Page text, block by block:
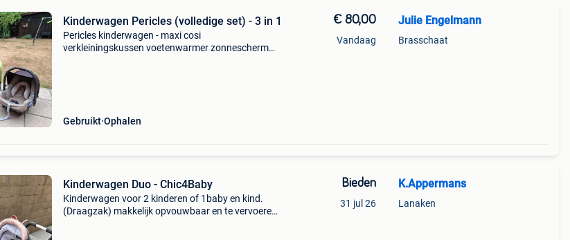
Kinderwagen Pericles (volledige set) - 3 in 1
Pericles kinderwagen - maxi cosi
verkleiningskussen voetenwarmer zonnescherm
Gebruikt Ophalen
€ 80,00
Vandaag
Julie Engelmann
Brasschaat
Kinderwagen Duo - Chic4Baby
Kinderwagen voor 2 kinderen of 1baby en kind.
(Draagzak) makkelijk opvouwbaar en te vervoeren
Bieden
31 jul 26
K.Appermans
Lanaken